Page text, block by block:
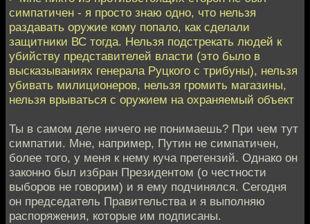
симпатичен - я просто знаю одно, что нельзя
раздавать оружие кому попало, как сделали
защитники ВС тогда. Нельзя подстрекать людей к
убийству представителей власти (это было в
высказываниях генерала Руцкого с трибуны), нельзя
убивать милиционеров, нельзя громить магазины,
нельзя врываться с оружием на охраняемый объект
Ты в самом деле ничего не понимаешь? При чем тут
симпатии. Мне, например, Путин не симпатичен,
более того, у меня к нему куча претензий. Однако он
законно был избран Президентом (о честности
выборов не говорим) и я ему подчинялся. Сегодня
он председатель Правительства и я выполняю
распоряжения, которые им подписаны.